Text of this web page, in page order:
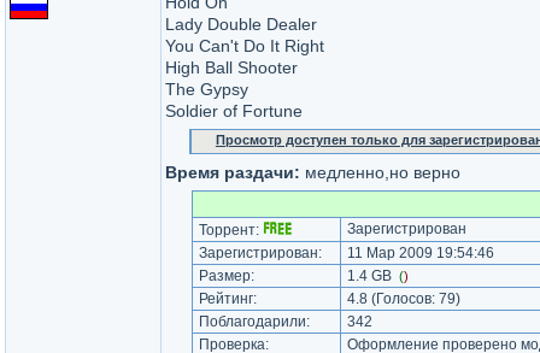
Lady Double Dealer
You Can't Do It Right
High Ball Shooter
The Gypsy
Soldier of Fortune
Просмотр доступен только для
Время раздачи: медленно,но верно
Торрент:
Зарегистрирован
Зарегистрирован:
11 Мар 2009 19:54:46
Размер:
1.4 GB ()
Рейтинг: 4.8 (Голосов: 79)
Поблагодарили:
342
Проверка:
Оформление проверено